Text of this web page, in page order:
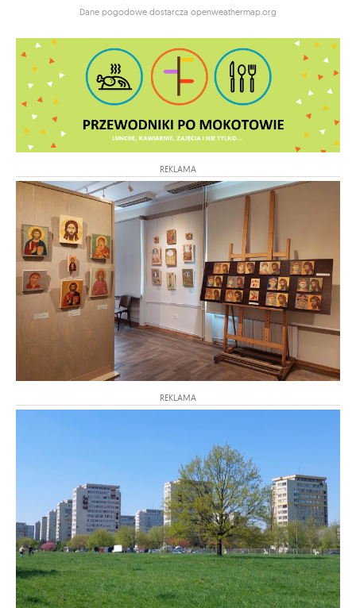
Dane pogodowe dostarcza openweathermap.org
REKLAMA
REKLAMA